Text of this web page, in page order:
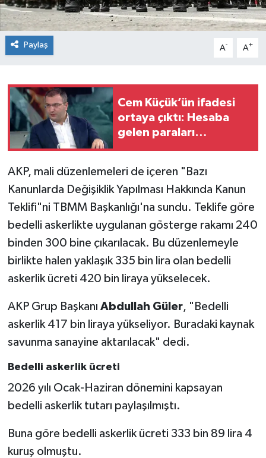
Paylaş A- A+
Cem Küçük’ün ifadesi
ortaya çıktı: Hesaba
gelen paraları
AKP, mali düzenlemeleri de içeren "Bazı
Kanunlarda Değişiklik Yapılması Hakkında Kanun
Teklifi"ni TBMM Başkanlığı'na sundu. Teklife göre
bedelli askerlikte uygulanan gösterge rakamı 240
binden 300 bine çıkarılacak. Bu düzenlemeyle
birlikte halen yaklaşık 335 bin lira olan bedelli
askerlik ücreti 420 bin liraya yükselecek.
AKP Grup Başkanı Abdullah Güler, "Bedelli
askerlik 417 bin liraya yükseliyor. Buradaki kaynak
savunma sanayine aktarılacak" dedi.
Bedelli askerlik ücreti
2026 yılı Ocak-Haziran dönemini kapsayan
bedelli askerlik tutarı paylaşılmıştı.
Buna göre bedelli askerlik ücreti 333 bin 89 lira 4
kuruş olmuştu.